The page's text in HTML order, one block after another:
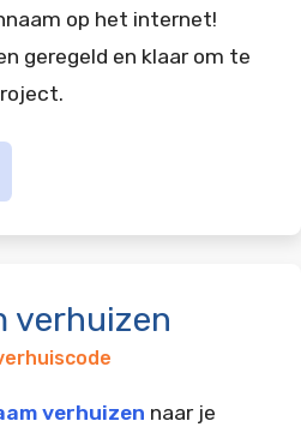
op het internet!
geregeld en klaar om te
verhuizen
verhuizen naar je